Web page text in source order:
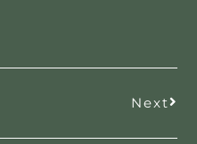
Next